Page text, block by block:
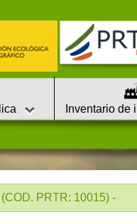
Inventario de
PRTR: 10015) -